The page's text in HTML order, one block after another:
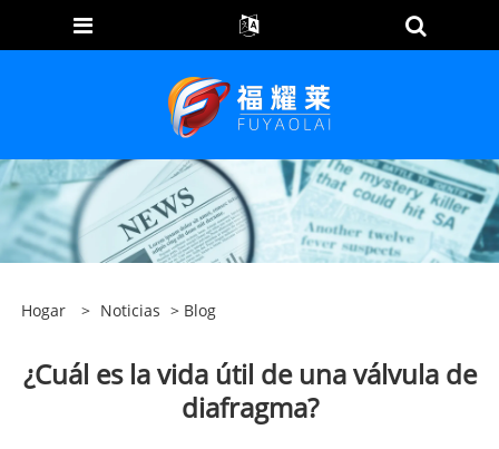
Hogar > Noticias > Blog
¿Cuál es la vida útil de una válvula de
diafragma?